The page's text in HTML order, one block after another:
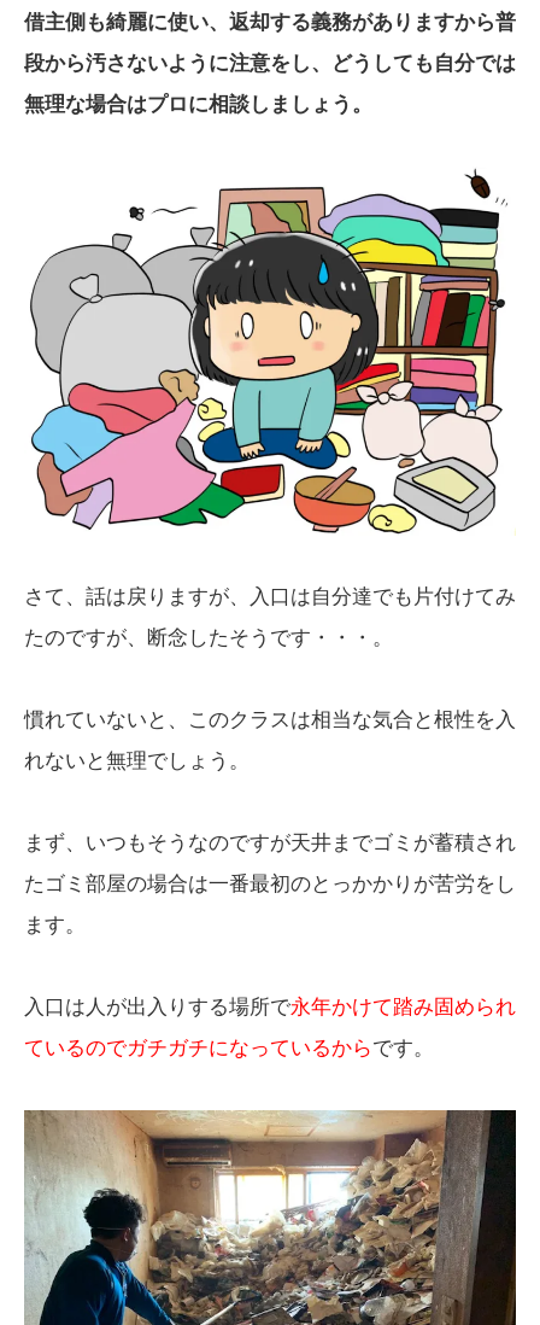
借主側も綺麗に使い、返却する義務がありますから普
段から汚さないように注意をし、どうしても自分では
無理な場合はプロに相談しましょう。
さて、話は戻りますが、入口は自分達でも片付けてみ
たのですが、断念したそうです・・・。
慣れていないと、このクラスは相当な気合と根性を入
れないと無理でしょう。
まず、いつもそうなのですが天井までゴミが蓄積され
たゴミ部屋の場合は一番最初のとっかかりが苦労をし
ます。
入口は人が出入りする場所で永年かけて踏み固められ
ているのでガチガチになっているからです。